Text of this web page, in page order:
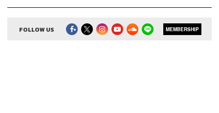
THE STANDARD PODCAST
FOLLOW US MEMBERSHIP